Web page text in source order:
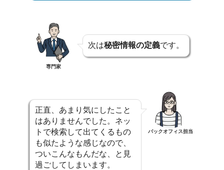
専門家
次は秘密情報の定義です。
正直、あまり気にしたこと
はありませんでした。ネッ
トで検索して出てくるもの
も似たような感じなので、
ついこんなもんだな、と見
過ごしてしまいます。
バックオフィス担当